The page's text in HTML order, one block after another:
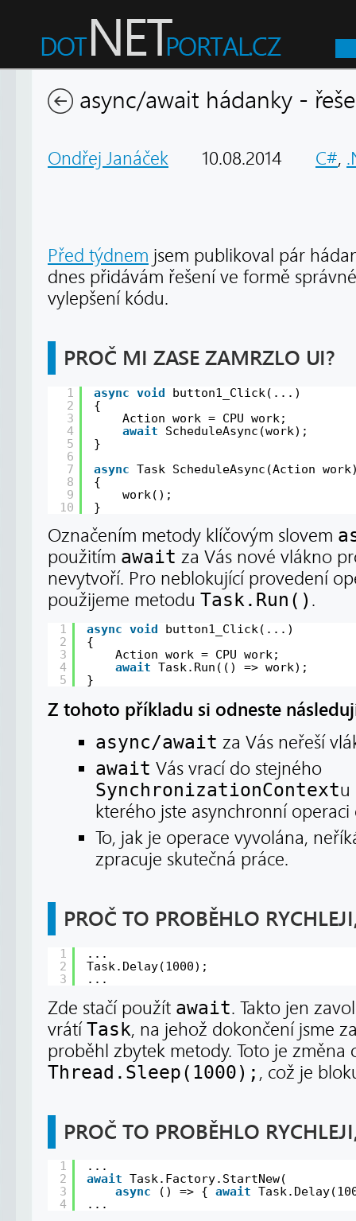
async/await hádanky -
Ondřej Janáček 10.08.2014 C#,
Před týdnem jsem publikoval pár
dnes přidávám řešení ve formě
vylepšení kódu.
PROČ MI ZASE ZAMRZLO UI?
1
2
3
4
5
6
7
8
9
10
async void
button1_Click(...)
{
Action work = CPU work;
await
ScheduleAsync(work);
}
async Task ScheduleAsync(Action
{
work();
}
Označením metody klíčovým slovem
použitím await za Vás nové vlákno
nevytvoří. Pro neblokující provedení
použijeme metodu Task.Run() .
1
2
3
4
5
async void
button1_Click(...)
{
Action work = CPU work;
await Task.Run(() => work);
}
Z tohoto příkladu si odneste
async/await za Vás neřeší
await Vás vrací do stejného
SynchronizationContextu
kterého jste asynchronní
To, jak je operace vyvolána,
zpracuje skutečná práce.
PROČ TO PROBĚHLO
1
2
3
...
Task.Delay(1000);
...
Zde stačí použít await. Takto jen
vrátíTask, na jehož dokončení jsme
proběhl zbytek metody. Toto je změna
Thread.Sleep(1000); , což je
PROČ TO PROBĚHLO
1
2
3
4
...
await Task.Factory.StartNew(
async
() => { await
...